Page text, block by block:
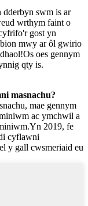
swm is ar
wrthym faint o
gost yn
mwy ar ôl gwirio
oes gennym
qty is.
masnachu?
mae gennym
ac ymchwil a
2019, fe
cyflawni
y gall cwsmeriaid eu